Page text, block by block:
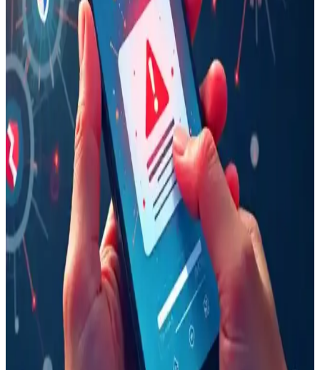
Apple'ın iPhone Fold flip tasarımını gereksiz bulup iptal etmesi,
katlanabilir telefonların kullanıcı deneyimi ve teknik zorlukları
üzerine önemli tartışmaları gündeme getiriyor.
Google Pixel 10a Teknik İncelemesi ve E-Atık
Tartışmalarının Analizi
Google Pixel 10a, teknik iyileştirmeleri ve uzun yazılım desteğiyle
eski cihaz sahiplerine avantaj sağlarken, e-atık tartışmaları cihazın
çevresel etkileri üzerine önemli sorular doğuruyor.
128GB Depolama Kapasiteli Telefonların Kullanıcı
İhtiyaçlarına Uygunluğu ve Eleştiriler
128GB depolama alanına sahip telefonların yetersiz bulunmasının
nedenleri; kullanıcı alışkanlıkları, sistem verileri büyüklüğü, medya
depolama ve maliyet dengesi gibi faktörler ışığında ele alınıyor.
Samsung Galaxy Z TriFold Üretimi Durduruldu:
Yüksek Maliyet ve Sınırlı Talep Etkisi
Samsung, yenilikçi Galaxy Z TriFold modelinin yüksek üretim
maliyetleri ve sınırlı satış performansı nedeniyle üretimini durdurdu.
Şirket, kaynaklarını daha uygun maliyetli katlanabilir modellere